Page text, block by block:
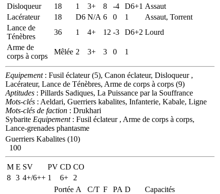
Disloqueur
18 1 3+ 8 -4 D6+1 Assaut
Lacérateur
18 D6 N/A 6 0 1
Assaut, Torrent
Lance de
Ténèbres
36 1 4+ 12 -3 D6+2 Lourd
Arme de
corps à corps
Mêlée 2 3+ 3 0 1
Equipement: Fusil éclateur (5), Canon éclateur, Disloqueur ,
Lacérateur, Lance de Ténèbres, Arme de corps à corps (9)
Aptitudes : Pillards Sadiques, La Puissance par la Souffrance
Mots-clés : Aeldari, Guerriers kabalites, Infanterie, Kabale, Ligne
Mots-clés de faction : Drukhari
Sybarite Equipement: Fusil éclateur , Arme de corps à corps,
Lance-grenades phantasme
Guerriers Kabalites (10)
100
M E SV PV CD CO
8 3 4+/6++ 1 6+
2
Portée A C/T F PA D
Capacités